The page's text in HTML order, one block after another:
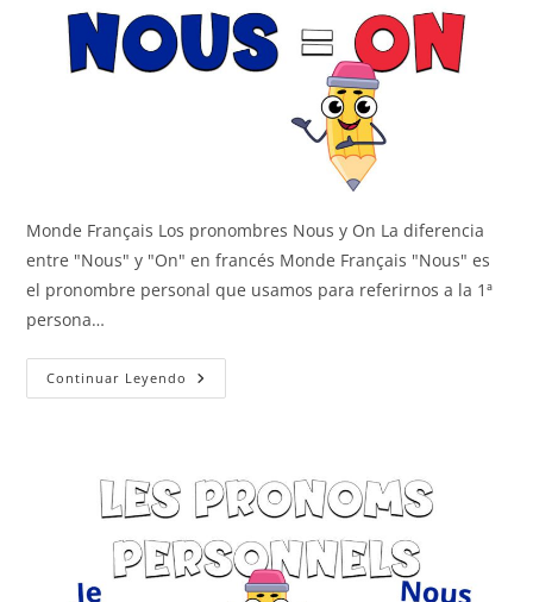
Monde Français Los pronombres Nous y On La diferencia
entre "Nous" y "On" en francés Monde Français "Nous" es
el pronombre personal que usamos para referirnos a la 1ª
persona…
Continuar Leyendo Nous
Y